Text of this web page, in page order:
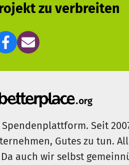
zu verbreiten
Seit
Gutes zu tun.
auch wir selbst